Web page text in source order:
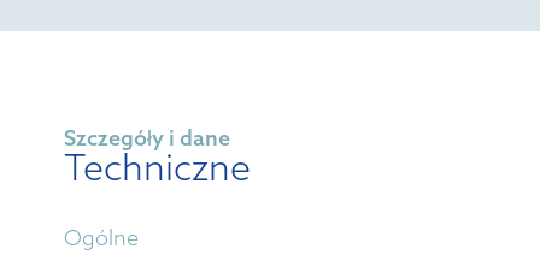
Szczegóły i dane
Techniczne
Ogólne